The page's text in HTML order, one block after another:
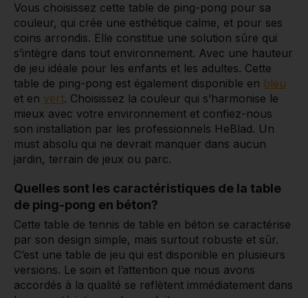
Vous choisissez cette table de ping-pong pour sa
couleur, qui crée une esthétique calme, et pour ses
coins arrondis. Elle constitue une solution sûre qui
s’intègre dans tout environnement. Avec une hauteur
de jeu idéale pour les enfants et les adultes. Cette
table de ping-pong est également disponible en bleu
et en vert. Choisissez la couleur qui s’harmonise le
mieux avec votre environnement et confiez-nous
son installation par les professionnels HeBlad. Un
must absolu qui ne devrait manquer dans aucun
jardin, terrain de jeux ou parc.
Quelles sont les caractéristiques de la table
de ping-pong en béton?
Cette table de tennis de table en béton se caractérise
par son design simple, mais surtout robuste et sûr.
C’est une table de jeu qui est disponible en plusieurs
versions. Le soin et l’attention que nous avons
accordés à la qualité se reflètent immédiatement dans